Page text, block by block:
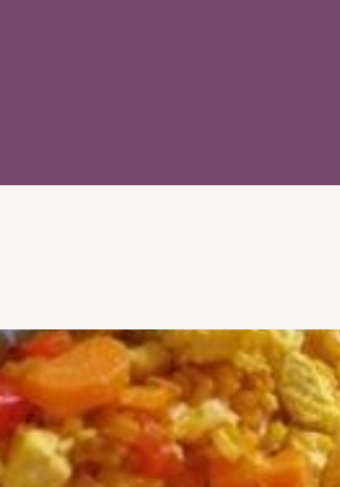
Salade
Vis
Vlees